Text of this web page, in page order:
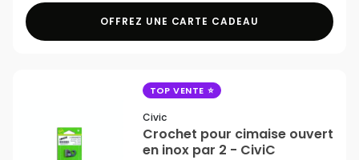
OFFREZ UNE CARTE CADEAU
TOP VENTE
Civic
Crochet pour cimaise ouvert
en inox par 2 - CiviC